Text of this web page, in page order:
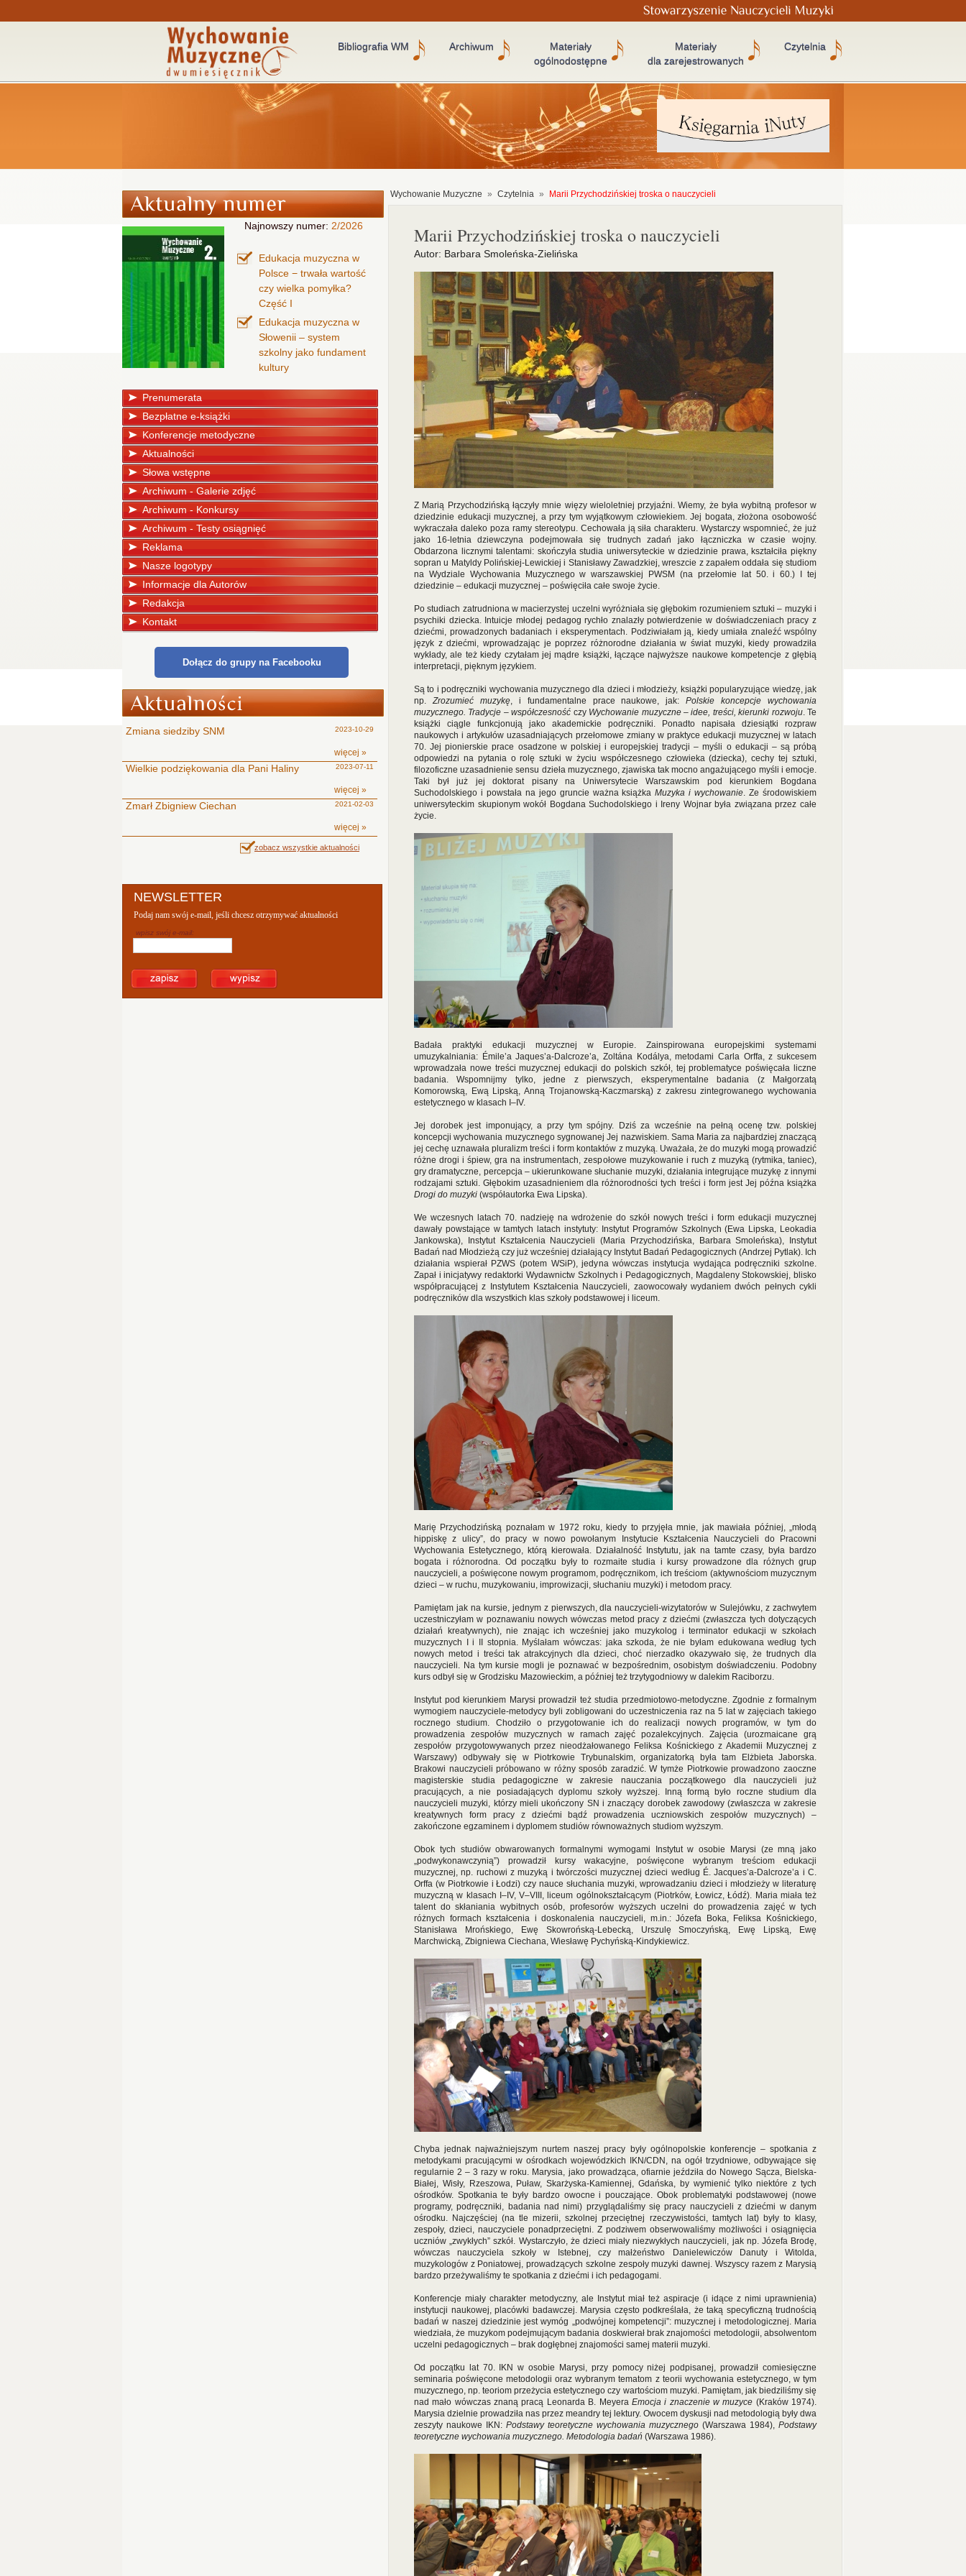
Bibliografia WM Archiwum
Materiały
ogólnodostępne
Materiały
dla zarejestrowanych
Czytelnia
Najnowszy numer: 2/2026
Edukacja muzyczna w
Polsce − trwała wartość
czy wielka pomyłka?
Część I
Edukacja muzyczna w
Słowenii – system
szkolny jako fundament
kultury
Prenumerata
Bezpłatne e-książki
Konferencje metodyczne
Aktualności
Słowa wstępne
Archiwum - Galerie zdjęć
Archiwum - Konkursy
Archiwum - Testy osiągnięć
Reklama
Nasze logotypy
Informacje dla Autorów
Redakcja
Kontakt
Dołącz do grupy na Facebooku
Zmiana siedziby SNM 2023-10-29
więcej »
Wielkie podziękowania dla Pani Haliny 2023-07-11
więcej »
Zmarł Zbigniew Ciechan 2021-02-03
więcej »
zobacz wszystkie aktualności
NEWSLETTER
Podaj nam swój e-mail, jeśli chcesz otrzymywać aktualności
wpisz swój e-mail:
Wychowanie Muzyczne » Czytelnia » Marii Przychodzińskiej troska o nauczycieli
Marii Przychodzińskiej troska o nauczycieli
Autor: Barbara Smoleńska-Zielińska
Z Marią Przychodzińską łączyły mnie więzy wieloletniej przyjaźni. Wiemy, że była wybitną profesor w
dziedzinie edukacji muzycznej, a przy tym wyjątkowym człowiekiem. Jej bogata, złożona osobowość
wykraczała daleko poza ramy stereotypu. Cechowała ją siła charakteru. Wystarczy wspomnieć, że już
jako 16-letnia dziewczyna podejmowała się trudnych zadań jako łączniczka w czasie wojny.
Obdarzona licznymi talentami: skończyła studia uniwersyteckie w dziedzinie prawa, kształciła piękny
sopran u Matyldy Polińskiej-Lewickiej i Stanisławy Zawadzkiej, wreszcie z zapałem oddała się studiom
na Wydziale Wychowania Muzycznego w warszawskiej PWSM (na przełomie lat 50. i 60.) I tej
dziedzinie – edukacji muzycznej – poświęciła całe swoje życie.
Po studiach zatrudniona w macierzystej uczelni wyróżniała się głębokim rozumieniem sztuki – muzyki i
psychiki dziecka. Intuicje młodej pedagog rychło znalazły potwierdzenie w doświadczeniach pracy z
dziećmi, prowadzonych badaniach i eksperymentach. Podziwiałam ją, kiedy umiała znaleźć wspólny
język z dziećmi, wprowadzając je poprzez różnorodne działania w świat muzyki, kiedy prowadziła
wykłady, ale też kiedy czytałam jej mądre książki, łączące najwyższe naukowe kompetencje z głębią
interpretacji, pięknym językiem.
Są to i podręczniki wychowania muzycznego dla dzieci i młodzieży, książki popularyzujące wiedzę, jak
np.Zrozumieć muzykę, i fundamentalne prace naukowe, jak:Polskie koncepcje wychowania
muzycznego. Tradycje – współczesność czy Wychowanie muzyczne – idee, treści, kierunki rozwoju. Te
książki ciągle funkcjonują jako akademickie podręczniki. Ponadto napisała dziesiątki rozpraw
naukowych i artykułów uzasadniających przełomowe zmiany w praktyce edukacji muzycznej w latach
70. Jej pionierskie prace osadzone w polskiej i europejskiej tradycji – myśli o edukacji – są próbą
odpowiedzi na pytania o rolę sztuki w życiu współczesnego człowieka (dziecka), cechy tej sztuki,
filozoficzne uzasadnienie sensu dzieła muzycznego, zjawiska tak mocno angażującego myśli i emocje.
Taki był już jej doktorat pisany na Uniwersytecie Warszawskim pod kierunkiem Bogdana
Suchodolskiego i powstała na jego gruncie ważna książkaMuzyka i wychowanie. Ze środowiskiem
uniwersyteckim skupionym wokół Bogdana Suchodolskiego i Ireny Wojnar była związana przez całe
życie.
Badała praktyki edukacji muzycznej w Europie. Zainspirowana europejskimi systemami
umuzykalniania: Émile’a Jaques’a-Dalcroze’a, Zoltána Kodálya, metodami Carla Orffa, z sukcesem
wprowadzała nowe treści muzycznej edukacji do polskich szkół, tej problematyce poświęcała liczne
badania. Wspomnijmy tylko, jedne z pierwszych, eksperymentalne badania (z Małgorzatą
Komorowską, Ewą Lipską, Anną Trojanowską-Kaczmarską) z zakresu zintegrowanego wychowania
estetycznego w klasach I–IV.
Jej dorobek jest imponujący, a przy tym spójny. Dziś za wcześnie na pełną ocenę tzw. polskiej
koncepcji wychowania muzycznego sygnowanej Jej nazwiskiem. Sama Maria za najbardziej znaczącą
jej cechę uznawała pluralizm treści i form kontaktów z muzyką. Uważała, że do muzyki mogą prowadzić
różne drogi i śpiew, gra na instrumentach, zespołowe muzykowanie i ruch z muzyką (rytmika, taniec),
gry dramatyczne, percepcja – ukierunkowane słuchanie muzyki, działania integrujące muzykę z innymi
rodzajami sztuki. Głębokim uzasadnieniem dla różnorodności tych treści i form jest Jej późna książka
Drogi do muzyki (współautorka Ewa Lipska).
We wczesnych latach 70. nadzieję na wdrożenie do szkół nowych treści i form edukacji muzycznej
dawały powstające w tamtych latach instytuty: Instytut Programów Szkolnych (Ewa Lipska, Leokadia
Jankowska), Instytut Kształcenia Nauczycieli (Maria Przychodzińska, Barbara Smoleńska), Instytut
Badań nad Młodzieżą czy już wcześniej działający Instytut Badań Pedagogicznych (Andrzej Pytlak). Ich
działania wspierał PZWS (potem WSiP), jedyna wówczas instytucja wydająca podręczniki szkolne.
Zapał i inicjatywy redaktorki Wydawnictw Szkolnych i Pedagogicznych, Magdaleny Stokowskiej, blisko
współpracującej z Instytutem Kształcenia Nauczycieli, zaowocowały wydaniem dwóch pełnych cykli
podręczników dla wszystkich klas szkoły podstawowej i liceum.
Marię Przychodzińską poznałam w 1972 roku, kiedy to przyjęła mnie, jak mawiała później, „młodą
hippiskę z ulicy”, do pracy w nowo powołanym Instytucie Kształcenia Nauczycieli do Pracowni
Wychowania Estetycznego, którą kierowała. Działalność Instytutu, jak na tamte czasy, była bardzo
bogata i różnorodna. Od początku były to rozmaite studia i kursy prowadzone dla różnych grup
nauczycieli, a poświęcone nowym programom, podręcznikom, ich treściom (aktywnościom muzycznym
dzieci – w ruchu, muzykowaniu, improwizacji, słuchaniu muzyki) i metodom pracy.
Pamiętam jak na kursie, jednym z pierwszych, dla nauczycieli-wizytatorów w Sulejówku, z zachwytem
uczestniczyłam w poznawaniu nowych wówczas metod pracy z dziećmi (zwłaszcza tych dotyczących
działań kreatywnych), nie znając ich wcześniej jako muzykolog i terminator edukacji w szkołach
muzycznych I i II stopnia. Myślałam wówczas: jaka szkoda, że nie byłam edukowana według tych
nowych metod i treści tak atrakcyjnych dla dzieci, choć nierzadko okazywało się, że trudnych dla
nauczycieli. Na tym kursie mogli je poznawać w bezpośrednim, osobistym doświadczeniu. Podobny
kurs odbył się w Grodzisku Mazowieckim, a później też trzytygodniowy w dalekim Raciborzu.
Instytut pod kierunkiem Marysi prowadził też studia przedmiotowo-metodyczne. Zgodnie z formalnym
wymogiem nauczyciele-metodycy byli zobligowani do uczestniczenia raz na 5 lat w zajęciach takiego
rocznego studium. Chodziło o przygotowanie ich do realizacji nowych programów, w tym do
prowadzenia zespołów muzycznych w ramach zajęć pozalekcyjnych. Zajęcia (urozmaicane grą
zespołów przygotowywanych przez nieodżałowanego Feliksa Kośnickiego z Akademii Muzycznej z
Warszawy) odbywały się w Piotrkowie Trybunalskim, organizatorką była tam Elżbieta Jaborska.
Brakowi nauczycieli próbowano w różny sposób zaradzić. W tymże Piotrkowie prowadzono zaoczne
magisterskie studia pedagogiczne w zakresie nauczania początkowego dla nauczycieli już
pracujących, a nie posiadających dyplomu szkoły wyższej. Inną formą było roczne studium dla
nauczycieli muzyki, którzy mieli ukończony SN i znaczący dorobek zawodowy (zwłaszcza w zakresie
kreatywnych form pracy z dziećmi bądź prowadzenia uczniowskich zespołów muzycznych) –
zakończone egzaminem i dyplomem studiów równoważnych studiom wyższym.
Obok tych studiów obwarowanych formalnymi wymogami Instytut w osobie Marysi (ze mną jako
„podwykonawczynią”) prowadził kursy wakacyjne, poświęcone wybranym treściom edukacji
muzycznej, np. ruchowi z muzyką i twórczości muzycznej dzieci według É. Jacques’a-Dalcroze’a i C.
Orffa (w Piotrkowie i Łodzi) czy nauce słuchania muzyki, wprowadzaniu dzieci i młodzieży w literaturę
muzyczną w klasach I–IV, V–VIII, liceum ogólnokształcącym (Piotrków, Łowicz, Łódź). Maria miała też
talent do skłaniania wybitnych osób, profesorów wyższych uczelni do prowadzenia zajęć w tych
różnych formach kształcenia i doskonalenia nauczycieli, m.in.: Józefa Boka, Feliksa Kośnickiego,
Stanisława Mrońskiego, Ewę Skowrońską-Lebecką, Urszulę Smoczyńską, Ewę Lipską, Ewę
Marchwicką, Zbigniewa Ciechana, Wiesławę Pychyńską-Kindykiewicz.
Chyba jednak najważniejszym nurtem naszej pracy były ogólnopolskie konferencje – spotkania z
metodykami pracującymi w ośrodkach wojewódzkich IKN/CDN, na ogół trzydniowe, odbywające się
regularnie 2 – 3 razy w roku. Marysia, jako prowadząca, ofiarnie jeździła do Nowego Sącza, Bielska-
Białej, Wisły, Rzeszowa, Puław, Skarżyska-Kamiennej, Gdańska, by wymienić tylko niektóre z tych
ośrodków. Spotkania te były bardzo owocne i pouczające. Obok problematyki podstawowej (nowe
programy, podręczniki, badania nad nimi) przyglądaliśmy się pracy nauczycieli z dziećmi w danym
ośrodku. Najczęściej (na tle mizerii, szkolnej przeciętnej rzeczywistości, tamtych lat) były to klasy,
zespoły, dzieci, nauczyciele ponadprzeciętni. Z podziwem obserwowaliśmy możliwości i osiągnięcia
uczniów „zwykłych” szkół. Wystarczyło, że dzieci miały niezwykłych nauczycieli, jak np. Józefa Brodę,
wówczas nauczyciela szkoły w Istebnej, czy małżeństwo Danielewiczów Danuty i Witolda,
muzykologów z Poniatowej, prowadzących szkolne zespoły muzyki dawnej. Wszyscy razem z Marysią
bardzo przeżywaliśmy te spotkania z dziećmi i ich pedagogami.
Konferencje miały charakter metodyczny, ale Instytut miał też aspiracje (i idące z nimi uprawnienia)
instytucji naukowej, placówki badawczej. Marysia często podkreślała, że taką specyficzną trudnością
badań w naszej dziedzinie jest wymóg „podwójnej kompetencji”: muzycznej i metodologicznej. Maria
wiedziała, że muzykom podejmującym badania doskwierał brak znajomości metodologii, absolwentom
uczelni pedagogicznych – brak dogłębnej znajomości samej materii muzyki.
Od początku lat 70. IKN w osobie Marysi, przy pomocy niżej podpisanej, prowadził comiesięczne
seminaria poświęcone metodologii oraz wybranym tematom z teorii wychowania estetycznego, w tym
muzycznego, np. teoriom przeżycia estetycznego czy wartościom muzyki. Pamiętam, jak biedziliśmy się
nad mało wówczas znaną pracą Leonarda B. Meyera Emocja i znaczenie w muzyce (Kraków 1974).
Marysia dzielnie prowadziła nas przez meandry tej lektury. Owocem dyskusji nad metodologią były dwa
zeszyty naukowe IKN: Podstawy teoretyczne wychowania muzycznego (Warszawa 1984), Podstawy
teoretyczne wychowania muzycznego. Metodologia badań (Warszawa 1986).